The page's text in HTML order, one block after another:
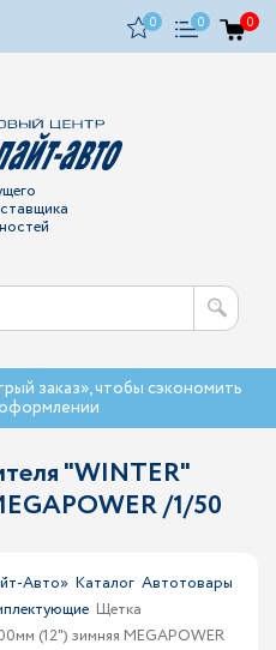
0 0 0
заказ», чтобы сэкономить
"WINTER"
/1/50
Авто» Каталог Автотовары
Щетка
(12") зимняя MEGAPOWER